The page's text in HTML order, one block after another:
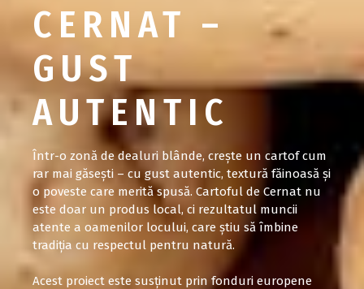
CERNAT –
GUST
AUTENTIC
Într-o zonă de dealuri blânde, crește un cartof cum
rar mai găsești – cu gust autentic, textură făinoasă și
o poveste care merită spusă. Cartoful de Cernat nu
este doar un produs local, ci rezultatul muncii
atente a oamenilor locului, care știu să îmbine
tradiția cu respectul pentru natură.
Acest proiect este susținut prin fonduri europene